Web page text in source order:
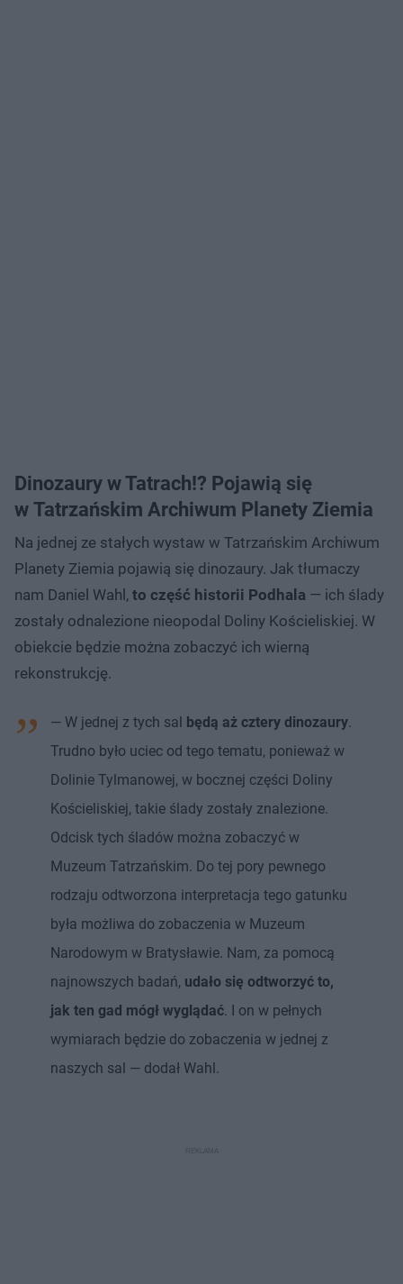
Dinozaury w Tatrach!? Pojawią się
w Tatrzańskim Archiwum Planety Ziemia
Na jednej ze stałych wystaw w Tatrzańskim Archiwum
Planety Ziemia pojawią się dinozaury. Jak tłumaczy
nam Daniel Wahl, to część historii Podhala — ich ślady
zostały odnalezione nieopodal Doliny Kościeliskiej. W
obiekcie będzie można zobaczyć ich wierną
rekonstrukcję.
— W jednej z tych sal będą aż cztery dinozaury.
Trudno było uciec od tego tematu, ponieważ w
Dolinie Tylmanowej, w bocznej części Doliny
Kościeliskiej, takie ślady zostały znalezione.
Odcisk tych śladów można zobaczyć w
Muzeum Tatrzańskim. Do tej pory pewnego
rodzaju odtworzona interpretacja tego gatunku
była możliwa do zobaczenia w Muzeum
Narodowym w Bratysławie. Nam, za pomocą
najnowszych badań, udało się odtworzyć to,
jak ten gad mógł wyglądać. I on w pełnych
wymiarach będzie do zobaczenia w jednej z
naszych sal — dodał Wahl.